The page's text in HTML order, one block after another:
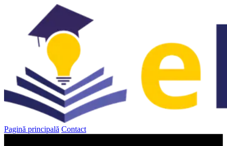
Pagină principală Contact